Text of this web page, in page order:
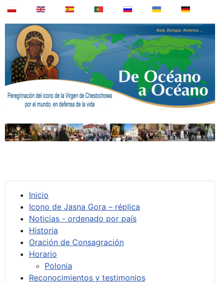
Inicio
Icono de Jasna Gora – réplica
Noticias - ordenado por país
Historia
Oración de Consagración
Horario
Polonia
Reconocimientos y testimonios